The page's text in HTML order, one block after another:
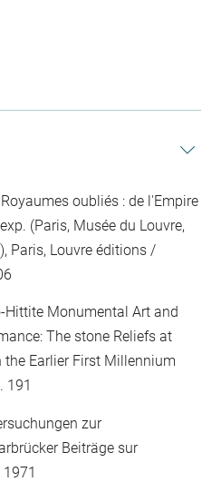
oubliés : de l'Empire
(Paris, Musée du Louvre,
Paris, Louvre éditions /
Hittite Monumental Art and
The stone Reliefs at
Earlier First Millennium
191
zur
Beiträge sur